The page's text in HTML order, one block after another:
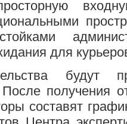
для
будут
После получения
составят